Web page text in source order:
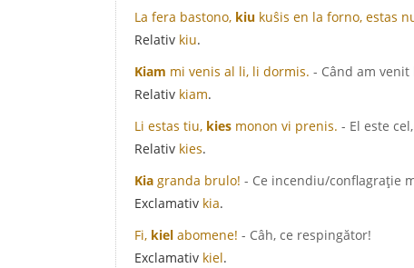
La fera bastono, kiu kuŝis en la forno, estas
Relativ kiu.
Kiam mi venis al li, li dormis. - Când am venit
Relativ kiam.
Li estas tiu, kies monon vi prenis. - El este
Relativ kies.
Kia granda brulo! - Ce incendiu/conflagrație
Exclamativ kia.
Fi, kiel abomene! - Câh, ce respingător!
Exclamativ kiel.